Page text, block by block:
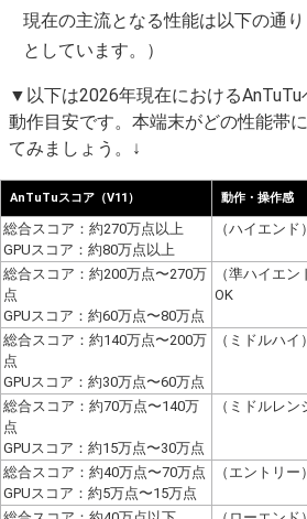
現在の主流となる性能は以下の通
としています。）
▼以下は2026年現在における
動作目安です。本端末がどの性能帯
てみましょう。↓
AnTuTuスコア（V11） 動作・操作感
総合スコア：約270万点以上
GPUスコア：約80万点以上
（ハイエン
総合スコア：約200万点〜270万
点
GPUスコア：約60万点〜80万点
（準ハイエ
OK
総合スコア：約140万点〜200万
点
GPUスコア：約30万点〜60万点
（ミドルハ
総合スコア：約70万点〜140万
点
GPUスコア：約15万点〜30万点
（ミドルレ
総合スコア：約40万点〜70万点
GPUスコア：約5万点〜15万点
（エントリ